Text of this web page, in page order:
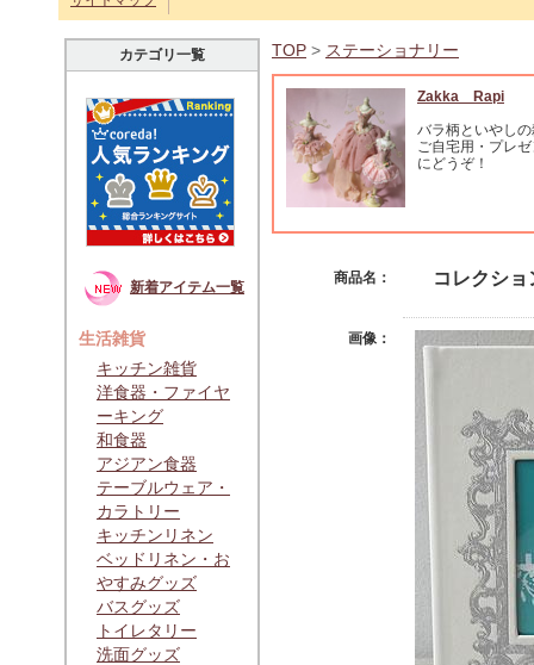
カテゴリ一覧
新着アイテム一覧
生活雑貨
キッチン雑貨
洋食器・ファイヤ
ーキング
和食器
アジアン食器
テーブルウェア・
カラトリー
キッチンリネン
ベッドリネン・お
やすみグッズ
バスグッズ
トイレタリー
洗面グッズ
TOP > ステーショナリー
Zakka Rapi
バラ柄といやし
ご自宅用・プレ
にどうぞ！
商品名： コレクシ
画像：